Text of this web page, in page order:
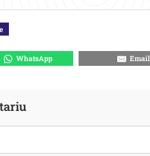
WhatsApp Email